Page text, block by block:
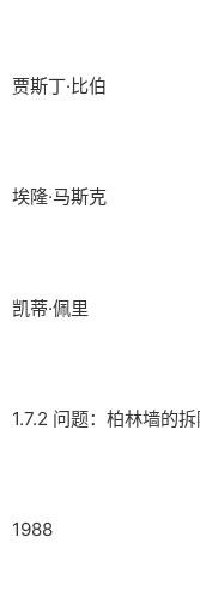
贾斯丁·比伯
埃隆·马斯克
凯蒂·佩里
1.7.2 问题：柏林墙的
1988